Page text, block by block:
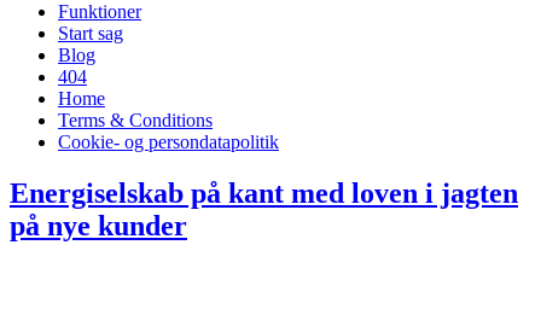
Funktioner
Start sag
Blog
404
Home
Terms & Conditions
Cookie- og persondatapolitik
Energiselskab på kant med loven i jagten
på nye kunder